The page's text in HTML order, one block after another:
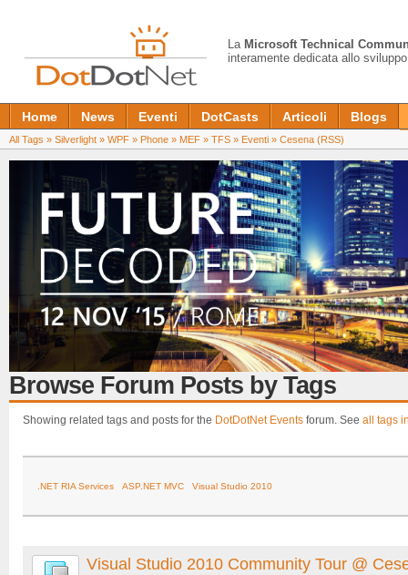
La Microsoft Technical
interamente dedicata allo
Home News Eventi DotCasts Articoli Blogs
All Tags » Silverlight » WPF » Phone » MEF » TFS » Eventi » Cesena (RSS)
Browse Forum Posts by Tags
Showing related tags and posts for the DotDotNet Events forum. See all tags
.NET RIA Services ASP.NET MVC Visual Studio 2010
Visual Studio 2010 Community Tour @